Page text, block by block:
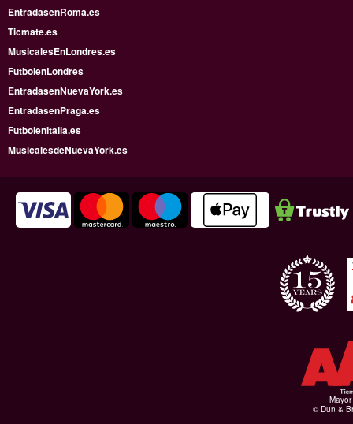
EntradasenRoma.es
Ticmate.es
MusicalesEnLondres.es
FutbolenLondres
EntradasenNuevaYork.es
EntradasenPraga.es
FutbolenItalia.es
MusicalesdeNuevaYork.es
© Dun &